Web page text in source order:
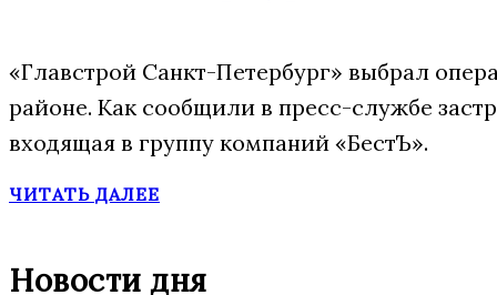
«Главстрой Санкт-Петербург» выбрал
районе. Как сообщили в пресс-службе
входящая в группу компаний «БестЪ».
ЧИТАТЬ ДАЛЕЕ
Новости дня